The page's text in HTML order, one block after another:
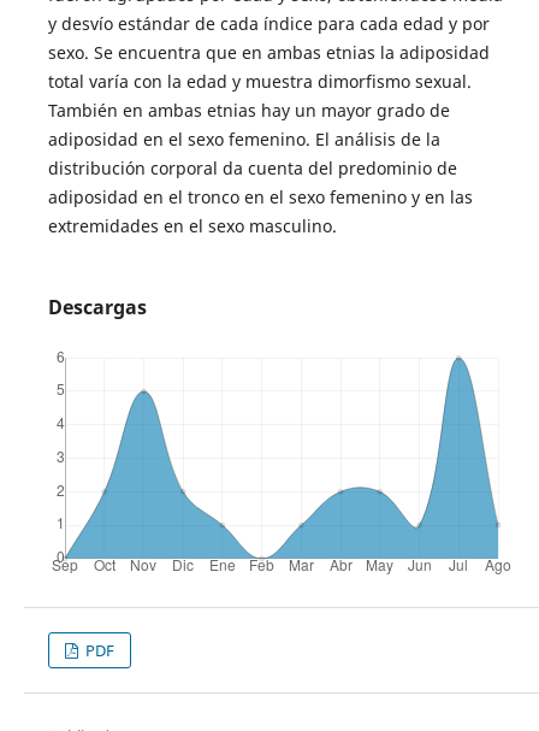
y desvío estándar de cada índice para cada edad y por
sexo. Se encuentra que en ambas etnias la adiposidad
total varía con la edad y muestra dimorfismo sexual.
También en ambas etnias hay un mayor grado de
adiposidad en el sexo femenino. El análisis de la
distribución corporal da cuenta del predominio de
adiposidad en el tronco en el sexo femenino y en las
extremidades en el sexo masculino.
Descargas
PDF